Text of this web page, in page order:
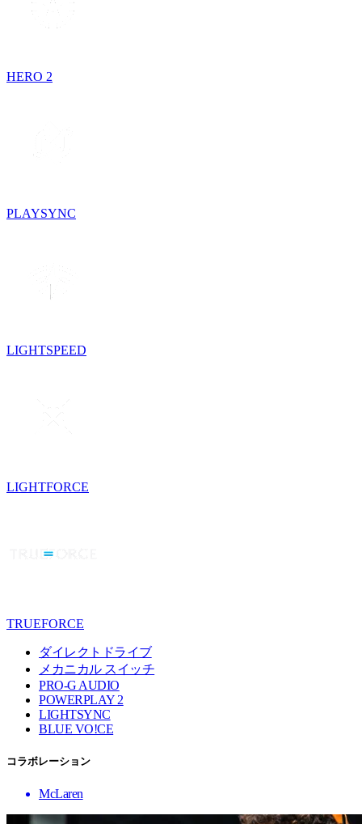
HERO 2
PLAYSYNC
LIGHTSPEED
LIGHTFORCE
TRUEFORCE
ダイレクトドライブ
メカニカル スイッチ
PRO-G AUDIO
POWERPLAY 2
LIGHTSYNC
BLUE VO!CE
コラボレーション
McLaren